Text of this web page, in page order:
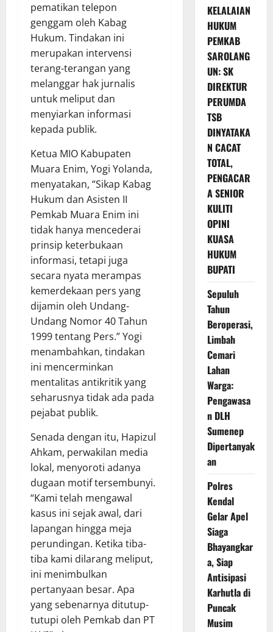
pematikan telepon
genggam oleh Kabag
Hukum. Tindakan ini
merupakan intervensi
terang-terangan yang
melanggar hak jurnalis
untuk meliput dan
menyiarkan informasi
kepada publik.
Ketua MIO Kabupaten
Muara Enim, Yogi Yolanda,
menyatakan, “Sikap Kabag
Hukum dan Asisten II
Pemkab Muara Enim ini
tidak hanya mencederai
prinsip keterbukaan
informasi, tetapi juga
secara nyata merampas
kemerdekaan pers yang
dijamin oleh Undang-
Undang Nomor 40 Tahun
1999 tentang Pers.” Yogi
menambahkan, tindakan
ini mencerminkan
mentalitas antikritik yang
seharusnya tidak ada pada
pejabat publik.
Senada dengan itu, Hapizul
Ahkam, perwakilan media
lokal, menyoroti adanya
dugaan motif tersembunyi.
“Kami telah mengawal
kasus ini sejak awal, dari
lapangan hingga meja
perundingan. Ketika tiba-
tiba kami dilarang meliput,
ini menimbulkan
pertanyaan besar. Apa
yang sebenarnya ditutup-
tutupi oleh Pemkab dan PT
KELALAIAN
HUKUM
PEMKAB
SAROLANG
UN: SK
DIREKTUR
PERUMDA
TSB
DINYATAKA
N CACAT
TOTAL,
PENGACAR
A SENIOR
KULITI
OPINI
KUASA
HUKUM
BUPATI
Sepuluh
Tahun
Beroperasi,
Limbah
Cemari
Lahan
Warga:
Pengawasa
n DLH
Sumenep
Dipertanyak
an
Polres
Kendal
Gelar Apel
Siaga
Bhayangkar
a, Siap
Antisipasi
Karhutla di
Puncak
Musim